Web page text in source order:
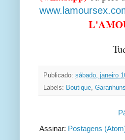
Publicado: sábado, janeiro
Labels: Boutique, Garanhuns
Assinar: Postagens